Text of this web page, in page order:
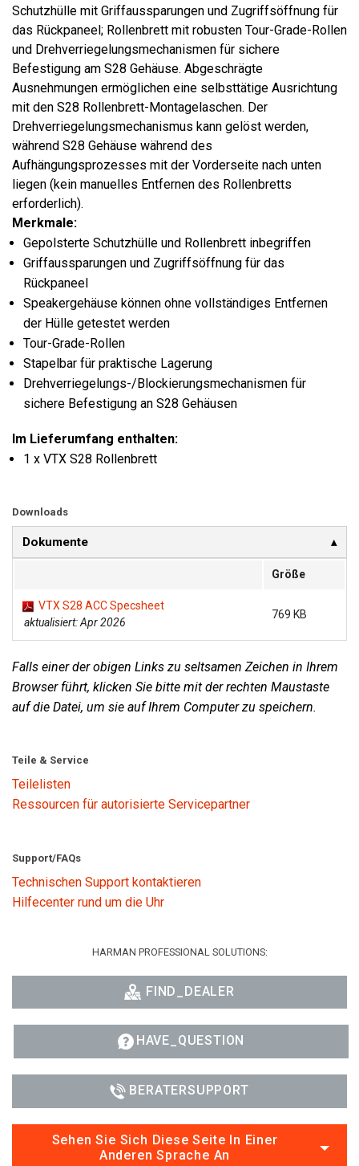
Schutzhülle mit Griffaussparungen und Zugriffsöffnung für
das Rückpaneel; Rollenbrett mit robusten Tour-Grade-Rollen
und Drehverriegelungsmechanismen für sichere
Befestigung am S28 Gehäuse. Abgeschrägte
Ausnehmungen ermöglichen eine selbsttätige Ausrichtung
mit den S28 Rollenbrett-Montagelaschen. Der
Drehverriegelungsmechanismus kann gelöst werden,
während S28 Gehäuse während des
Aufhängungsprozesses mit der Vorderseite nach unten
liegen (kein manuelles Entfernen des Rollenbretts
erforderlich).
Merkmale:
Gepolsterte Schutzhülle und Rollenbrett inbegriffen
Griffaussparungen und Zugriffsöffnung für das
Rückpaneel
Speakergehäuse können ohne vollständiges Entfernen
der Hülle getestet werden
Tour-Grade-Rollen
Stapelbar für praktische Lagerung
Drehverriegelungs-/Blockierungsmechanismen für
sichere Befestigung an S28 Gehäusen
Im Lieferumfang enthalten:
1 x VTX S28 Rollenbrett
Downloads
Dokumente
Größe
VTX S28 ACC Specsheet
aktualisiert: Apr 2026
769 KB
Falls einer der obigen Links zu seltsamen Zeichen in Ihrem
Browser führt, klicken Sie bitte mit der rechten Maustaste
auf die Datei, um sie auf Ihrem Computer zu speichern.
Teile & Service
Teilelisten
Ressourcen für autorisierte Servicepartner
Support/FAQs
Technischen Support kontaktieren
Hilfecenter rund um die Uhr
HARMAN PROFESSIONAL SOLUTIONS:
FIND_DEALER
HAVE_QUESTION
BERATERSUPPORT
Sehen Sie Sich Diese Seite In Einer
Anderen Sprache An